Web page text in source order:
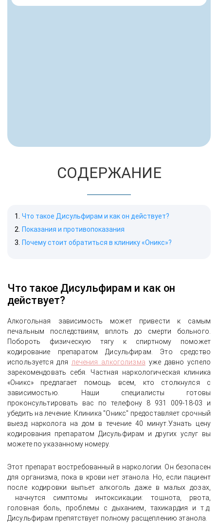
СОДЕРЖАНИЕ
Что такое Дисульфирам и как он действует?
Показания и противопоказания
Почему стоит обратиться в клинику «Оникс»?
Что такое Дисульфирам и как он
действует?
Алкогольная зависимость может привести к самым
печальным последствиям, вплоть до смерти больного.
Побороть физическую тягу к спиртному поможет
кодирование препаратом Дисульфирам. Это средство
используется для лечения алкоголизма уже давно успело
зарекомендовать себя. Частная наркологическая клиника
«Оникс» предлагает помощь всем, кто столкнулся с
зависимостью. Наши специалисты готовы
проконсультировать вас по телефону 8 931 009-18-03 и
убедить на лечение. Клиника "Оникс" предоставляет срочный
выезд нарколога на дом в течение 40 минут.Узнать цену
кодирования препаратом Дисульфирам и других услуг вы
можете по указанному номеру.
Этот препарат востребованный в наркологии. Он безопасен
для организма, пока в крови нет этанола. Но, если пациент
после кодировки выпьет алкоголь даже в малых дозах,
начнутся симптомы интоксикации: тошнота, рвота,
головная боль, проблемы с дыханием, тахикардия и т.д.
Дисульфирам препятствует полному расщеплению этанола.